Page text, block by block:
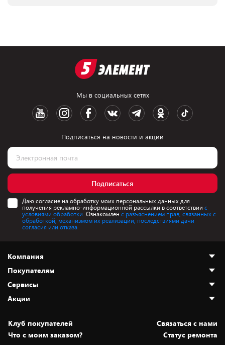
Мы в социальных сетях
Подписаться на новости и акции
Подписаться
Даю согласие на обработку моих персональных данных для
получения рекламно-информационной рассылки в соответствии с
условиями обработки. Ознакомлен с разъяснением прав, связанных с
обработкой, механизмом их реализации, последствиями дачи
согласия или отказа.
Компания
О нас
Адреса магазинов
Новости
Статьи и обзоры
Вакансии
Покупателям
Как сделать заказ
Оплата и доставка
Безналичный расчёт
Обмен и возврат товара
Сервисы
Установка техники
Для игровых консолей
Акции
Скидки и промокоды
Белорусские товары
Клуб покупателей
Cвязаться с нами
Что с моим заказом?
Статус ремонта